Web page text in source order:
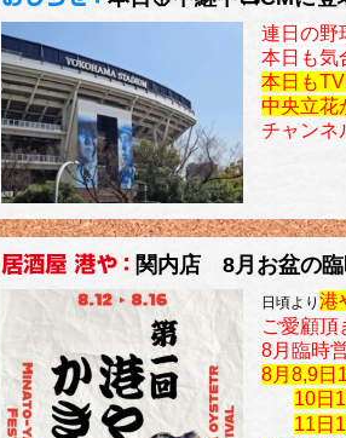
連日の野
本日も気
本日も
中央立花
チャンネ
関内店 8月お盆の臨
日頃より 港
ご愛顧頂
8月臨時
8月8,9日
10日
11日